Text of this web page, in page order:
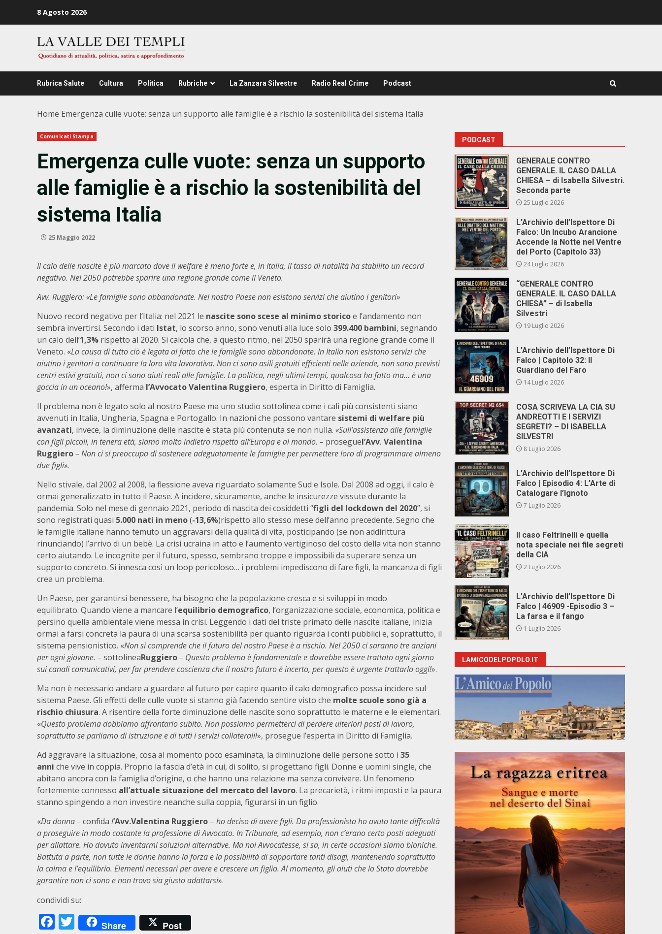
8 Agosto 2026
Rubrica Salute Cultura Politica Rubriche La Zanzara Silvestre Radio Real Crime Podcast
Home Emergenza culle vuote: senza un supporto alle famiglie è a rischio la sostenibilità del sistema Italia
Comunicati Stampa
Emergenza culle vuote: senza un supporto
alle famiglie è a rischio la sostenibilità del
sistema Italia
25 Maggio 2022
Il calo delle nascite è più marcato dove il welfare è meno forte e, in Italia, il tasso di natalità ha stabilito un record
negativo. Nel 2050 potrebbe sparire una regione grande come il Veneto.
Avv. Ruggiero: «Le famiglie sono abbandonate. Nel nostro Paese non esistono servizi che aiutino i genitori»
Nuovo record negativo per l’Italia: nel 2021 le nascite sono scese al minimo storicoe l’andamento non
sembra invertirsi. Secondo i dati Istat, lo scorso anno, sono venuti alla luce solo 399.400 bambini, segnando
un calo dell’1,3% rispetto al 2020. Si calcola che, a questo ritmo, nel 2050 sparirà una regione grande come il
Veneto. «La causa di tutto ciò è legata al fatto che le famiglie sono abbandonate. In Italia non esistono servizi che
aiutino i genitori a continuare la loro vita lavorativa. Non ci sono asili gratuiti efficienti nelle aziende, non sono previsti
centri estivi gratuiti, non ci sono aiuti reali alle famiglie. La politica, negli ultimi tempi, qualcosa ha fatto ma… è una
goccia in un oceano!», afferma l’Avvocato Valentina Ruggiero, esperta in Diritto di Famiglia.
Il problema non è legato solo al nostro Paese ma uno studio sottolinea come i cali più consistenti siano
avvenuti in Italia, Ungheria, Spagna e Portogallo. In nazioni che possono vantare sistemi di welfare più
avanzati, invece, la diminuzione delle nascite è stata più contenuta se non nulla. «Sull’assistenza alle famiglie
con figli piccoli, in tenera età, siamo molto indietro rispetto all’Europa e al mondo. – proseguel’Avv. Valentina
Ruggiero– Non ci si preoccupa di sostenere adeguatamente le famiglie per permettere loro di programmare almeno
due figli».
Nello stivale, dal 2002 al 2008, la flessione aveva riguardato solamente Sud e Isole. Dal 2008 ad oggi, il calo è
ormai generalizzato in tutto il Paese. A incidere, sicuramente, anche le insicurezze vissute durante la
pandemia. Solo nel mese di gennaio 2021, periodo di nascita dei cosiddetti “figli del lockdown del 2020”, si
sono registrati quasi 5.000 nati in meno(-13,6%)rispetto allo stesso mese dell’anno precedente. Segno che
le famiglie italiane hanno temuto un aggravarsi della qualità di vita, posticipando (se non addirittura
rinunciando) l’arrivo di un bebè. La crisi ucraina in atto e l’aumento vertiginoso del costo della vita non stanno
certo aiutando. Le incognite per il futuro, spesso, sembrano troppe e impossibili da superare senza un
supporto concreto. Si innesca così un loop pericoloso… i problemi impediscono di fare figli, la mancanza di figli
crea un problema.
Un Paese, per garantirsi benessere, ha bisogno che la popolazione cresca e si sviluppi in modo
equilibrato. Quando viene a mancare l’equilibrio demografico, l’organizzazione sociale, economica, politica e
persino quella ambientale viene messa in crisi. Leggendo i dati del triste primato delle nascite italiane, inizia
ormai a farsi concreta la paura di una scarsa sostenibilità per quanto riguarda i conti pubblici e, soprattutto, il
sistema pensionistico. «Non si comprende che il futuro del nostro Paese è a rischio. Nel 2050 ci saranno tre anziani
per ogni giovane. – sottolineaRuggiero– Questo problema è fondamentale e dovrebbe essere trattato ogni giorno
sui canali comunicativi, per far prendere coscienza che il nostro futuro è incerto, per questo è urgente trattarlo oggi!».
Ma non è necessario andare a guardare al futuro per capire quanto il calo demografico possa incidere sul
sistema Paese. Gli effetti delle culle vuote si stanno già facendo sentire visto che molte scuole sono già a
rischio chiusura. A risentire della forte diminuzione delle nascite sono soprattutto le materne e le elementari.
«Questo problema dobbiamo affrontarlo subito. Non possiamo permetterci di perdere ulteriori posti di lavoro,
soprattutto se parliamo di istruzione e di tutti i servizi collaterali!», prosegue l’esperta in Diritto di Famiglia.
Ad aggravare la situazione, cosa al momento poco esaminata, la diminuzione delle persone sotto i 35
anni che vive in coppia. Proprio la fascia d’età in cui, di solito, si progettano figli. Donne e uomini single, che
abitano ancora con la famiglia d’origine, o che hanno una relazione ma senza convivere. Un fenomeno
fortemente connesso all’attuale situazione del mercato del lavoro. La precarietà, i ritmi imposti e la paura
stanno spingendo a non investire neanche sulla coppia, figurarsi in un figlio.
«Da donna – confida l’Avv.Valentina Ruggiero – ho deciso di avere figli. Da professionista ho avuto tante difficoltà
a proseguire in modo costante la professione di Avvocato. In Tribunale, ad esempio, non c’erano certo posti adeguati
per allattare. Ho dovuto inventarmi soluzioni alternative. Ma noi Avvocatesse, si sa, in certe occasioni siamo bioniche.
Battuta a parte, non tutte le donne hanno la forza e la possibilità di sopportare tanti disagi, mantenendo soprattutto
la calma e l’equilibrio. Elementi necessari per avere e crescere un figlio. Al momento, gli aiuti che lo Stato dovrebbe
garantire non ci sono e non trovo sia giusto adattarsi».
condividi su:
Facebook
Twitter
Share Post
PODCAST
GENERALE CONTRO
GENERALE. IL CASO DALLA
CHIESA – di Isabella Silvestri.
Seconda parte
25 Luglio 2026
L’Archivio dell’Ispettore Di
Falco: Un Incubo Arancione
Accende la Notte nel Ventre
del Porto (Capitolo 33)
24 Luglio 2026
“GENERALE CONTRO
GENERALE. IL CASO DALLA
CHIESA” – di Isabella
Silvestri
19 Luglio 2026
L’Archivio dell’Ispettore Di
Falco | Capitolo 32: Il
Guardiano del Faro
14 Luglio 2026
COSA SCRIVEVA LA CIA SU
ANDREOTTI E I SERVIZI
SEGRETI? – DI ISABELLA
SILVESTRI
8 Luglio 2026
L’Archivio dell’Ispettore Di
Falco | Episodio 4: L’Arte di
Catalogare l’Ignoto
7 Luglio 2026
Il caso Feltrinelli e quella
nota speciale nei file segreti
della CIA
2 Luglio 2026
L’Archivio dell’Ispettore Di
Falco | 46909 -Episodio 3 –
La farsa e il fango
1 Luglio 2026
LAMICODELPOPOLO.IT